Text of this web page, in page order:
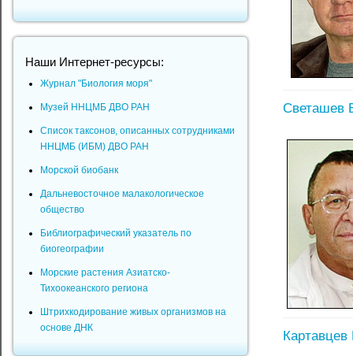
Светашев
Наши Интернет-ресурсы:
Журнал "Биология моря"
Музей ННЦМБ ДВО РАН
Список таксонов, описанных сотрудниками
ННЦМБ (ИБМ) ДВО РАН
Морской биобанк
Дальневосточное малакологическое
общество
Библиографический указатель по
биогеографии
Морские растения Азиатско-
Тихоокеанского региона
Штрихкодирование живых организмов на
основе ДНК